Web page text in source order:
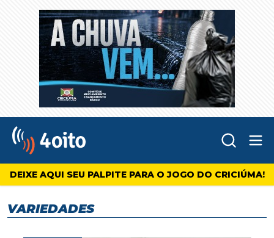
4oito
DEIXE AQUI SEU PALPITE PARA O JOGO DO CRICIÚMA!
VARIEDADES